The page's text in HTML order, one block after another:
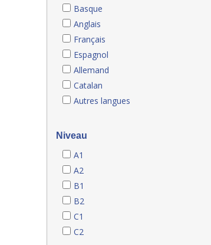
Basque
Anglais
Français
Espagnol
Allemand
Catalan
Autres langues
Niveau
A1
A2
B1
B2
C1
C2